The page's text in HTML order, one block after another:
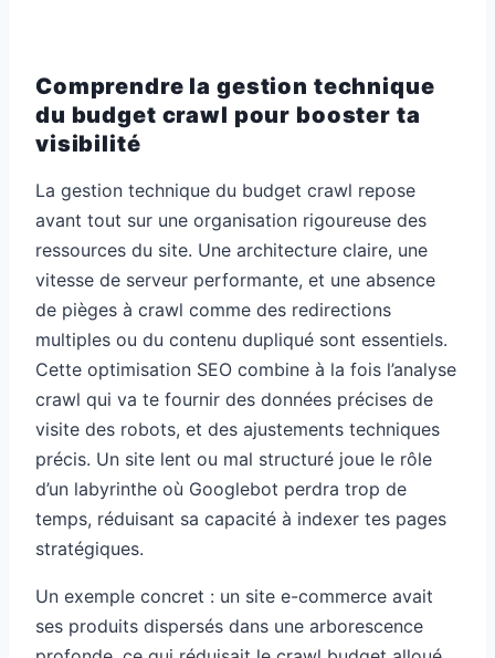
Comprendre la gestion technique
du budget crawl pour booster ta
visibilité
La gestion technique du budget crawl repose
avant tout sur une organisation rigoureuse des
ressources du site. Une architecture claire, une
vitesse de serveur performante, et une absence
de pièges à crawl comme des redirections
multiples ou du contenu dupliqué sont essentiels.
Cette optimisation SEO combine à la fois l’analyse
crawl qui va te fournir des données précises de
visite des robots, et des ajustements techniques
précis. Un site lent ou mal structuré joue le rôle
d’un labyrinthe où Googlebot perdra trop de
temps, réduisant sa capacité à indexer tes pages
stratégiques.
Un exemple concret : un site e-commerce avait
ses produits dispersés dans une arborescence